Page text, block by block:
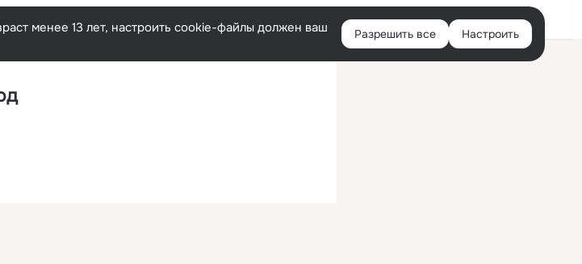
Войти
менее 13 лет, настроить cookie-файлы должен ваш
Разрешить все Настроить